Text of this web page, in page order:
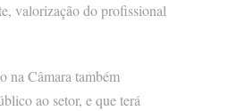
valorização do profissional
na Câmara também
ao setor, e que terá